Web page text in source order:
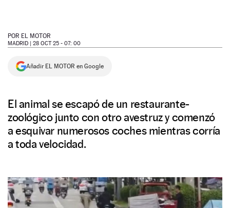
NEWSLETTER
SÍGUENOS
POR EL MOTOR
MADRID | 28 OCT 25 - 07: 00
Añadir EL MOTOR en Google
El animal se escapó de un restaurante-
zoológico junto con otro avestruz y comenzó
a esquivar numerosos coches mientras corría
a toda velocidad.